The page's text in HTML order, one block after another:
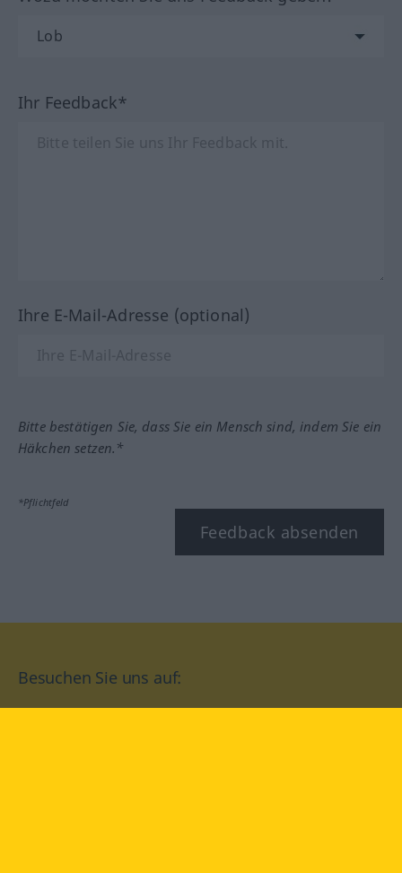
Ihr Feedback*
Ihre E-Mail-Adresse (optional)
Bitte bestätigen Sie, dass Sie ein Mensch sind, indem Sie ein
Häkchen setzen.*
*Pflichtfeld
Feedback absenden
Besuchen Sie uns auf: